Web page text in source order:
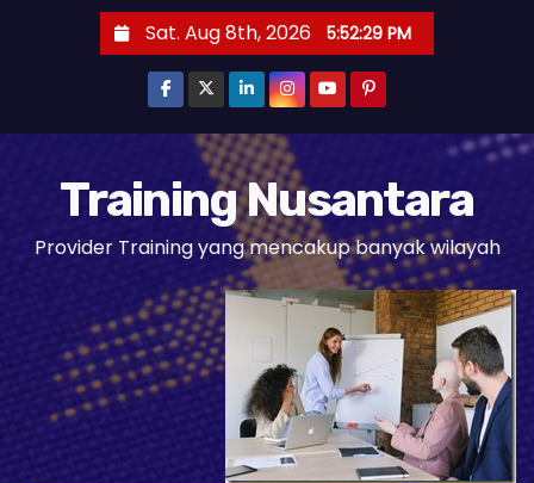
t
Sat. Aug 8th, 2026 5:52:30 PM
Training Nusantara
Provider Training yang mencakup banyak wilayah